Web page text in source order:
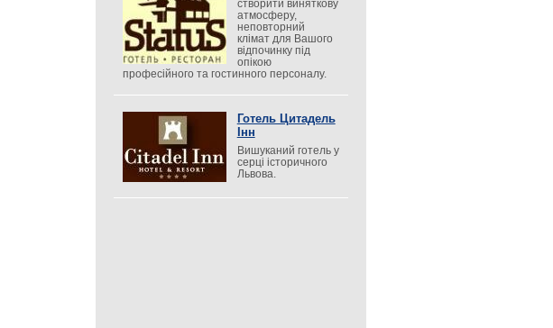
створити виняткову
атмосферу,
неповторний
клімат для Вашого
відпочинку під
опікою
професійного та гостинного персоналу.
Готель Цитадель
Інн
Вишуканий готель у
серці історичного
Львова.